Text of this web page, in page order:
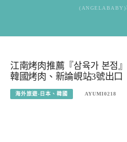
(ANGELABABY)
江南烤肉推薦『삼육가 본점
韓國烤肉、新論峴站3號出口
海外旅遊-日本、韓國 AYUMI0218